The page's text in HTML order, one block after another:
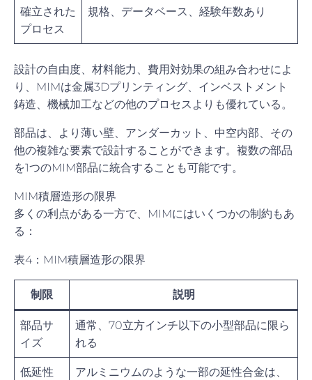
確立された
プロセス
規格、データベース、経験年数あり
設計の自由度、材料能力、費用対効果の組み合わせによ
り、MIMは金属3Dプリンティング、インベストメント
鋳造、機械加工などの他のプロセスよりも優れている。
部品は、より薄い壁、アンダーカット、中空内部、その
他の複雑な要素で設計することができます。複数の部品
を1つのMIM部品に統合することも可能です。
MIM積層造形の限界
多くの利点がある一方で、MIMにはいくつかの制約もあ
る：
表4：MIM積層造形の限界
制限 説明
部品サ
イズ
通常、70立方インチ以下の小型部品に限ら
れる
低延性
アルミニウムのような一部の延性合金は、